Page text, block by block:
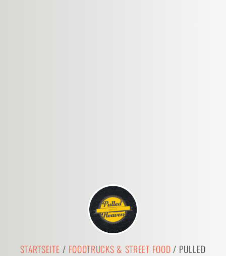
STARTSEITE / FOODTRUCKS & STREET FOOD/ PULLED